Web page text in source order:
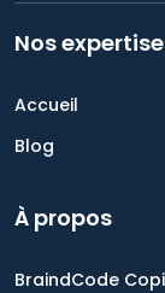
Nos
Accueil
Blog
À propos
BraindCode